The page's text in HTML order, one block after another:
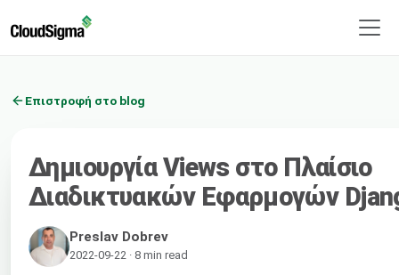
Επιστροφή στο blog
Δημιουργία Views στο Πλαίσιο
Διαδικτυακών Εφαρμογών
Preslav Dobrev
2022-09-22 · 8 min read